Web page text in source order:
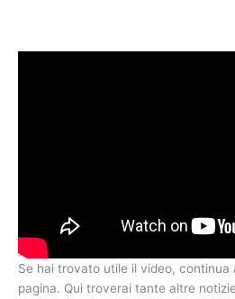
Se hai trovato utile il video, continua
pagina. Qui troverai tante altre